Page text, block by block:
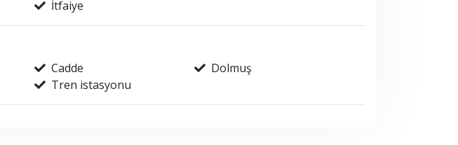
İtfaiye
Cadde
Dolmuş
Tren istasyonu